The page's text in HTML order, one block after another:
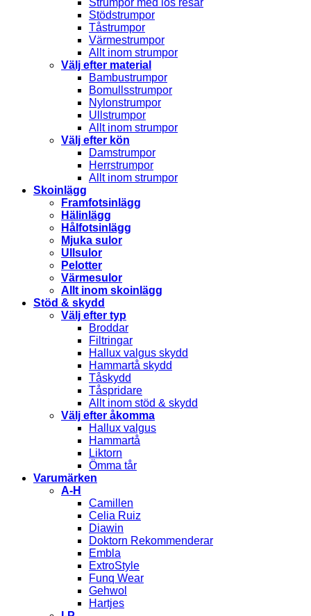
Strumpor med lös resår
Stödstrumpor
Tåstrumpor
Värmestrumpor
Allt inom strumpor
Välj efter material
Bambustrumpor
Bomullsstrumpor
Nylonstrumpor
Ullstrumpor
Allt inom strumpor
Välj efter kön
Damstrumpor
Herrstrumpor
Allt inom strumpor
Skoinlägg
Framfotsinlägg
Hälinlägg
Hålfotsinlägg
Mjuka sulor
Ullsulor
Pelotter
Värmesulor
Allt inom skoinlägg
Stöd & skydd
Välj efter typ
Broddar
Filtringar
Hallux valgus skydd
Hammartå skydd
Tåskydd
Tåspridare
Allt inom stöd & skydd
Välj efter åkomma
Hallux valgus
Hammartå
Liktorn
Ömma tår
Varumärken
A-H
Camillen
Celia Ruiz
Diawin
Doktorn Rekommenderar
Embla
ExtroStyle
Funq Wear
Gehwol
Hartjes